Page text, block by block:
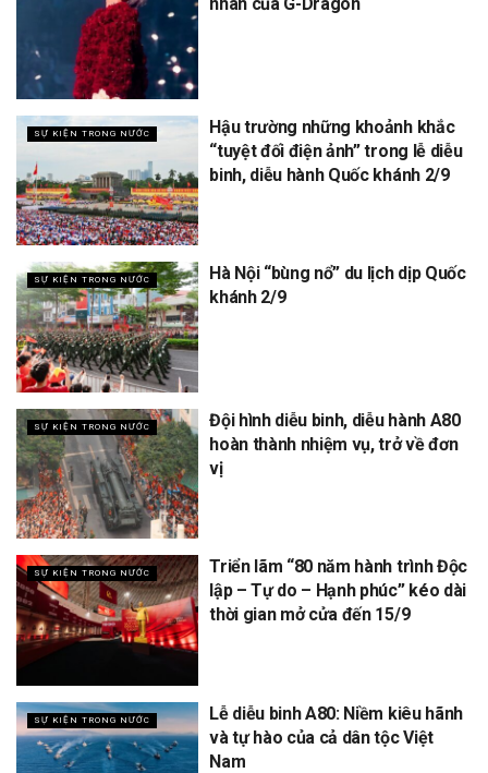
SỰ KIỆN TRONG NƯỚC
Hậu trường những khoảnh khắc
“tuyệt đối điện ảnh” trong lễ diễu
binh, diễu hành Quốc khánh 2/9
SỰ KIỆN TRONG NƯỚC
Hà Nội “bùng nổ” du lịch dịp Quốc
khánh 2/9
SỰ KIỆN TRONG NƯỚC
Đội hình diễu binh, diễu hành A80
hoàn thành nhiệm vụ, trở về đơn
vị
SỰ KIỆN TRONG NƯỚC
Triển lãm “80 năm hành trình Độc
lập – Tự do – Hạnh phúc” kéo dài
thời gian mở cửa đến 15/9
SỰ KIỆN TRONG NƯỚC
Lễ diễu binh A80: Niềm kiêu hãnh
và tự hào của cả dân tộc Việt
Nam